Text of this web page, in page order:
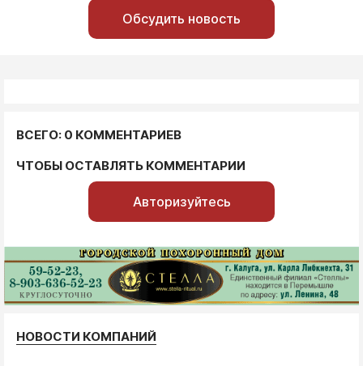
Обсудить новость
ВСЕГО: 0 КОММЕНТАРИЕВ
ЧТОБЫ ОСТАВЛЯТЬ КОММЕНТАРИИ
Авторизуйтесь
НОВОСТИ КОМПАНИЙ